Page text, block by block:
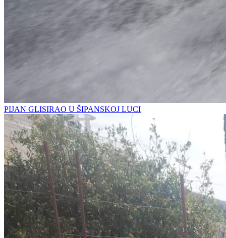
PIJAN GLISIRAO U ŠIPANSKOJ LUCI